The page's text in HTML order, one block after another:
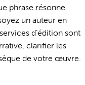
phrase résonne
un auteur en
d’édition sont
clarifier les
de votre œuvre.